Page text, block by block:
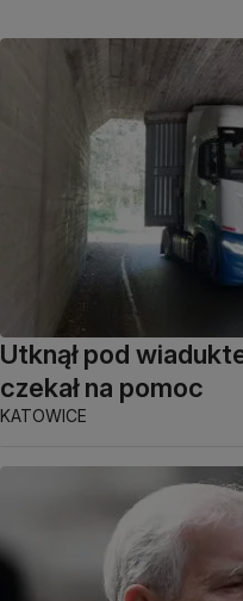
Utknął pod
czekał na pomoc
KATOWICE